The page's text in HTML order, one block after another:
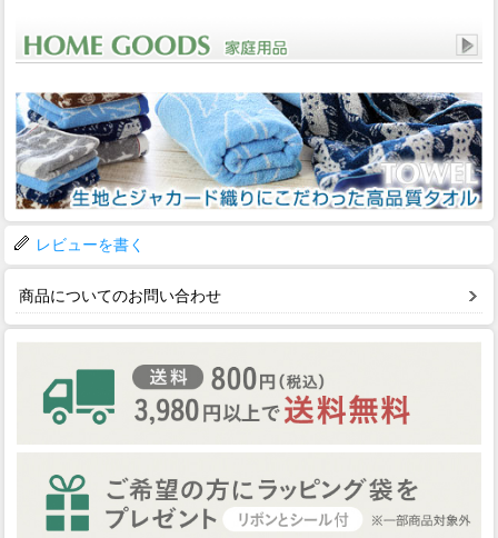
レビューを書く
商品についてのお問い合わせ